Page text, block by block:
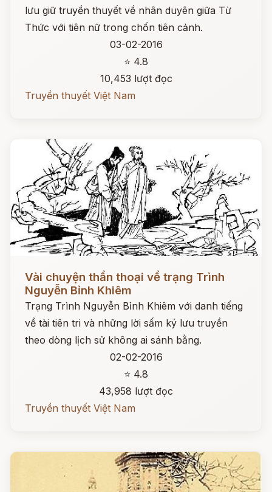
lưu giữ truyền thuyết về nhân duyên giữa Từ
Thức với tiên nữ trong chốn tiên cảnh.
03-02-2016
⭐ 4.8
10,453 lượt đọc
Truyền thuyết Việt Nam
Vài chuyện thần thoại về trạng Trình
Nguyễn Bỉnh Khiêm
Trạng Trình Nguyễn Bỉnh Khiêm với danh tiếng
về tài tiên tri và những lời sấm ký lưu truyền
theo dòng lịch sử không ai sánh bằng.
02-02-2016
⭐ 4.8
43,958 lượt đọc
Truyền thuyết Việt Nam